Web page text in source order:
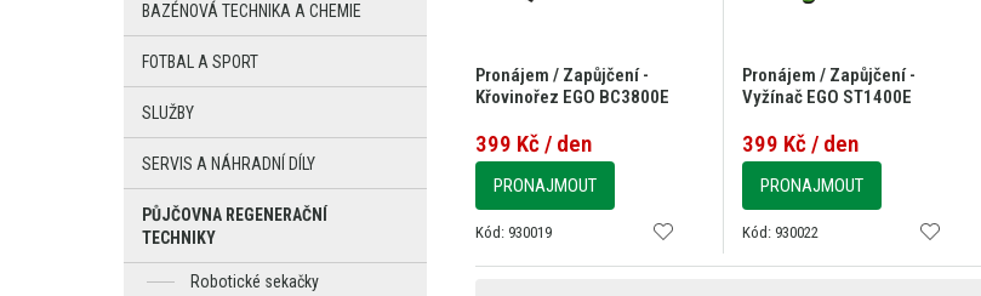
Pronájem / Zapůjčení -
Křovinořez EGO BC3800E
399 Kč / den
PRONAJMOUT
Kód: 930019
Pronájem / Zapůjčení -
Vyžínač EGO ST1400E
399 Kč / den
PRONAJMOUT
Kód: 930022
BAZÉNOVÁ TECHNIKA A CHEMIE
FOTBAL A SPORT
SLUŽBY
SERVIS A NÁHRADNÍ DÍLY
PŮJČOVNA REGENERAČNÍ
TECHNIKY
Robotické sekačky